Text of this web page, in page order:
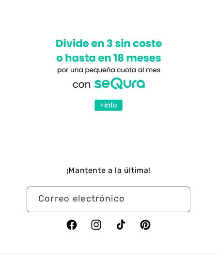
¡Mantente a la última!
Correo electrónico
FacebookInstagramTikTok Pinterest